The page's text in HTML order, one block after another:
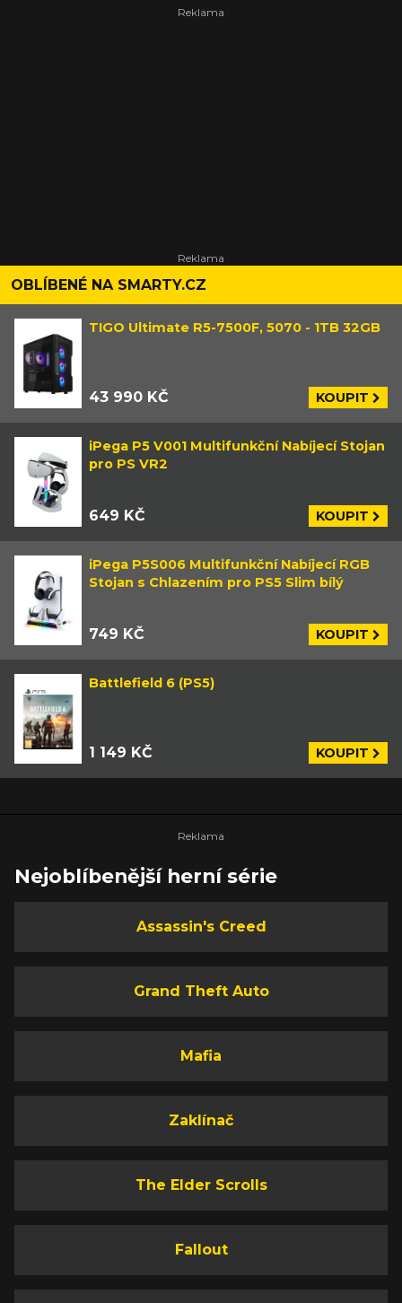
první screenshoty nevalné kvality a potvrdily, že se vedle
OBLÍBENÉ NA SMARTY.CZ
TIGO Ultimate R5-7500F, 5070 - 1TB 32GB
43 990 KČ KOUPIT
iPega P5 V001 Multifunkční Nabíjecí Stojan
pro PS VR2
649 KČ KOUPIT
iPega P5S006 Multifunkční Nabíjecí RGB
Stojan s Chlazením pro PS5 Slim bílý
749 KČ KOUPIT
Battlefield 6 (PS5)
1 149 KČ KOUPIT
Nejoblíbenější herní série
Assassin's Creed
Grand Theft Auto
Mafia
Zaklínač
The Elder Scrolls
Fallout